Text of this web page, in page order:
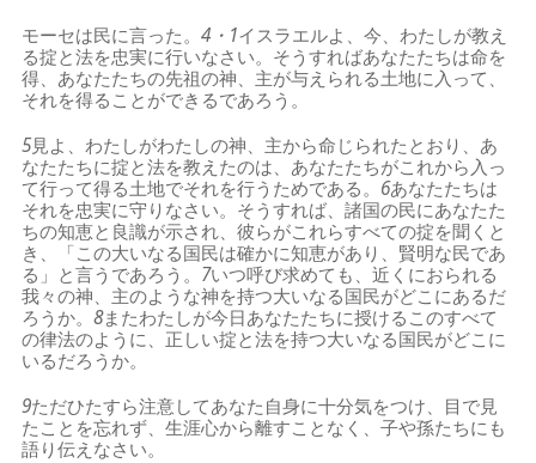
モーセは民に言った。4・1イスラエルよ、今、わたしが教え
る掟と法を忠実に行いなさい。そうすればあなたたちは命を
得、あなたたちの先祖の神、主が与えられる土地に入って、
それを得ることができるであろう。
5見よ、わたしがわたしの神、主から命じられたとおり、あ
なたたちに掟と法を教えたのは、あなたたちがこれから入っ
て行って得る土地でそれを行うためである。 6あなたたちは
それを忠実に守りなさい。そうすれば、諸国の民にあなたた
ちの知恵と良識が示され、彼らがこれらすべての掟を聞くと
き、「この大いなる国民は確かに知恵があり、賢明な民であ
る」と言うであろう。 7いつ呼び求めても、近くにおられる
我々の神、主のような神を持つ大いなる国民がどこにあるだ
ろうか。8またわたしが今日あなたたちに授けるこのすべて
の律法のように、正しい掟と法を持つ大いなる国民がどこに
いるだろうか。
9ただひたすら注意してあなた自身に十分気をつけ、目で見
たことを忘れず、生涯心から離すことなく、子や孫たちにも
語り伝えなさい。